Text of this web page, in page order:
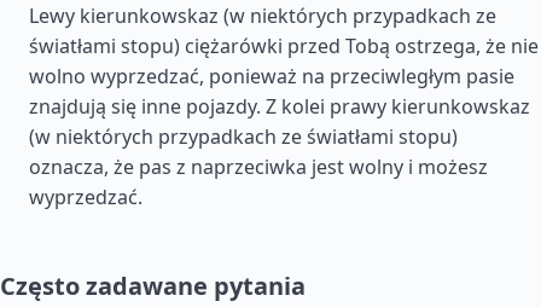
Lewy kierunkowskaz (w niektórych przypadkach ze
światłami stopu) ciężarówki przed Tobą ostrzega, że nie
wolno wyprzedzać, ponieważ na przeciwległym pasie
znajdują się inne pojazdy. Z kolei prawy kierunkowskaz
(w niektórych przypadkach ze światłami stopu)
oznacza, że pas z naprzeciwka jest wolny i możesz
wyprzedzać.
Często zadawane pytania